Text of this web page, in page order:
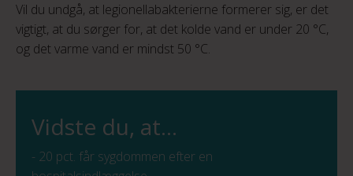
Vil du undgå, at legionellabakterierne formerer sig, er det
vigtigt, at du sørger for, at det kolde vand er under 20 °C,
og det varme vand er mindst 50 °C.
Vidste du, at…
- 20 pct. får sygdommen efter en